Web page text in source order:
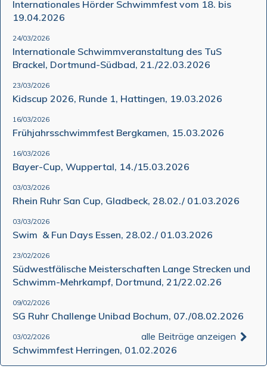
Internationales Hörder Schwimmfest vom 18. bis
19.04.2026
24/03/2026
Internationale Schwimmveranstaltung des TuS
Brackel, Dortmund-Südbad, 21./22.03.2026
23/03/2026
Kidscup 2026, Runde 1, Hattingen, 19.03.2026
16/03/2026
Frühjahrsschwimmfest Bergkamen, 15.03.2026
16/03/2026
Bayer-Cup, Wuppertal, 14./15.03.2026
03/03/2026
Rhein Ruhr San Cup, Gladbeck, 28.02./ 01.03.2026
03/03/2026
Swim & Fun Days Essen, 28.02./ 01.03.2026
23/02/2026
Südwestfälische Meisterschaften Lange Strecken und
Schwimm-Mehrkampf, Dortmund, 21/22.02.26
09/02/2026
SG Ruhr Challenge Unibad Bochum, 07./08.02.2026
03/02/2026
Schwimmfest Herringen, 01.02.2026
alle Beiträge anzeigen